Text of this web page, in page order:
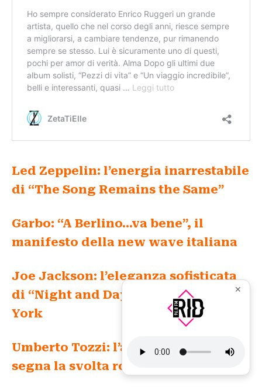
Led Zeppelin: l’energia inarrestabile
di “The Song Remains the Same”
Garbo: “A Berlino…va bene”, il
manifesto della new wave italiana
Joe Jackson: l’eleganza sofisticata
di “Night and Day” nel cuore di New
York
Umberto Tozzi: l’album “Poste 80”
segna la svolta rock
✕